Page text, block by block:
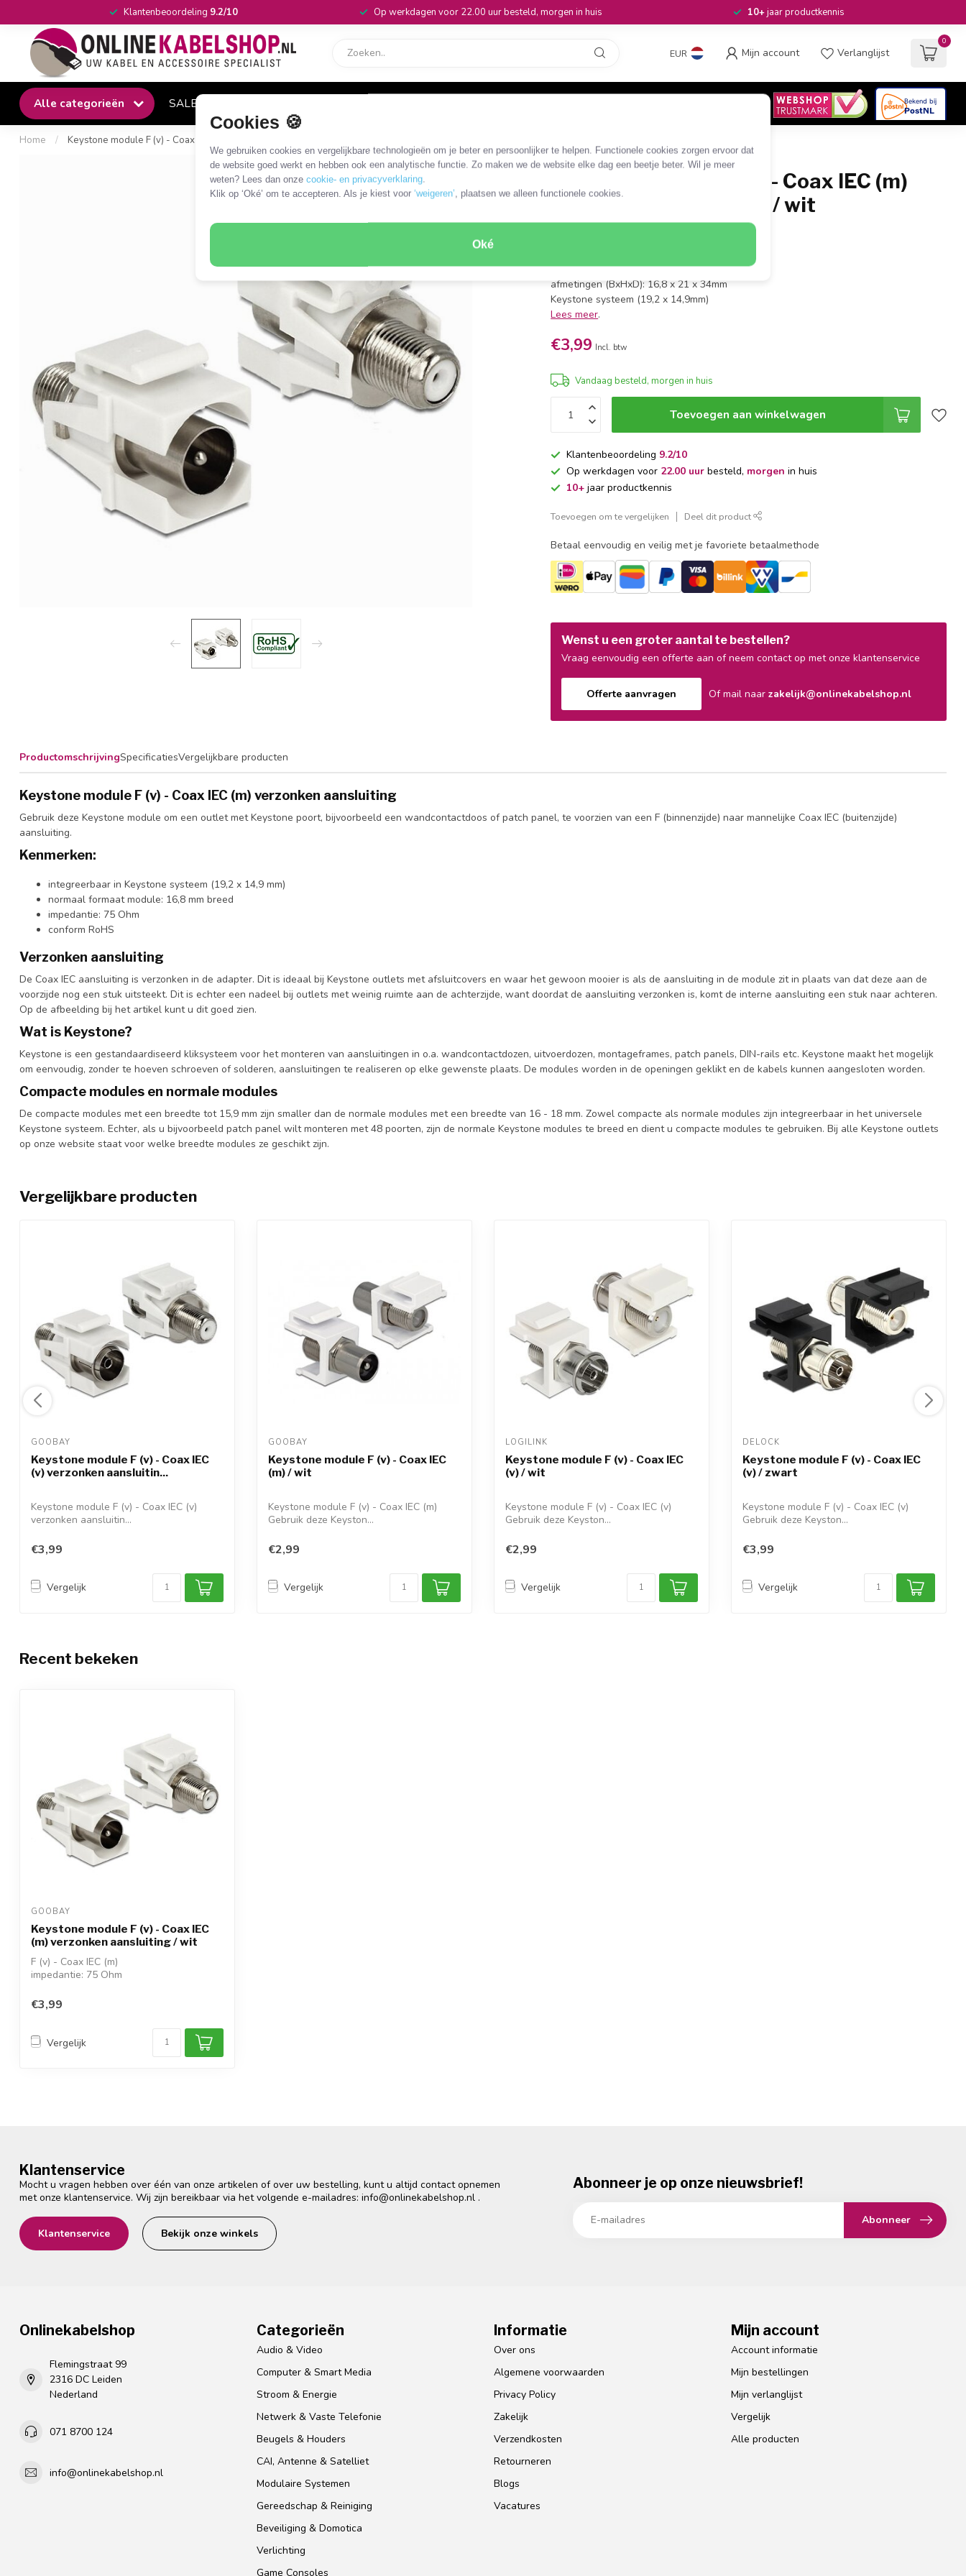
Cookies 🍪
We gebruiken cookies en vergelijkbare technologieën om je beter en persoonlijker te helpen. Functionele cookies zorgen ervoor dat
de website goed werkt en hebben ook een analytische functie. Zo maken we de website elke dag een beetje beter. Wil je meer
weten? Lees dan onze cookie- en privacyverklaring.
Klik op ‘Oké’ om te accepteren. Als je kiest voor ‘weigeren’, plaatsen we alleen functionele cookies.
Oké
Klantenbeoordeling 9.2/10 Op werkdagen voor 22.00 uur besteld, morgen in huis 10+jaar productkennis
EUR Mijn account Verlanglijst
0
Alle categorieën SALE
Home / Keystone module F (v) - Coax IEC (m) verzonken aansluiting / wit
OKS-43357
Keystone module F (v) - Coax IEC (m)
verzonken aansluiting / wit
behuizing: kunststof
afmetingen (BxHxD): 16,8 x 21 x 34mm
Keystone systeem (19,2 x 14,9mm)
Lees meer.
€3,99 Incl. btw
Vandaag besteld, morgen in huis
Toevoegen aan winkelwagen
Klantenbeoordeling 9.2/10
Op werkdagen voor 22.00 uur besteld, morgen in huis
10+ jaar productkennis
Toevoegen om te vergelijken Deel dit product
Betaal eenvoudig en veilig met je favoriete betaalmethode
Wenst u een groter aantal te bestellen?
Vraag eenvoudig een offerte aan of neem contact op met onze klantenservice
Offerte aanvragen Of mail naarzakelijk@onlinekabelshop.nl
ProductomschrijvingSpecificatiesVergelijkbare producten
Keystone module F (v) - Coax IEC (m) verzonken aansluiting
Gebruik deze Keystone module om een outlet met Keystone poort, bijvoorbeeld een wandcontactdoos of patch panel, te voorzien van een F (binnenzijde) naar mannelijke Coax IEC (buitenzijde)
aansluiting.
Kenmerken:
integreerbaar in Keystone systeem (19,2 x 14,9 mm)
normaal formaat module: 16,8 mm breed
impedantie: 75 Ohm
conform RoHS
Verzonken aansluiting
De Coax IEC aansluiting is verzonken in de adapter. Dit is ideaal bij Keystone outlets met afsluitcovers en waar het gewoon mooier is als de aansluiting in de module zit in plaats van dat deze aan de
voorzijde nog een stuk uitsteekt. Dit is echter een nadeel bij outlets met weinig ruimte aan de achterzijde, want doordat de aansluiting verzonken is, komt de interne aansluiting een stuk naar achteren.
Op de afbeelding bij het artikel kunt u dit goed zien.
Wat is Keystone?
Keystone is een gestandaardiseerd kliksysteem voor het monteren van aansluitingen in o.a. wandcontactdozen, uitvoerdozen, montageframes, patch panels, DIN-rails etc. Keystone maakt het mogelijk
om eenvoudig, zonder te hoeven schroeven of solderen, aansluitingen te realiseren op elke gewenste plaats. De modules worden in de openingen geklikt en de kabels kunnen aangesloten worden.
Compacte modules en normale modules
De compacte modules met een breedte tot 15,9 mm zijn smaller dan de normale modules met een breedte van 16 - 18 mm. Zowel compacte als normale modules zijn integreerbaar in het universele
Keystone systeem. Echter, als u bijvoorbeeld patch panel wilt monteren met 48 poorten, zijn de normale Keystone modules te breed en dient u compacte modules te gebruiken. Bij alle Keystone outlets
op onze website staat voor welke breedte modules ze geschikt zijn.
Vergelijkbare producten
GOOBAY
Keystone module F (v) - Coax IEC
(v) verzonken aansluitin...
Keystone module F (v) - Coax IEC (v)
verzonken aansluitin...
€3,99
Vergelijk
GOOBAY
Keystone module F (v) - Coax IEC
(m) / wit
Keystone module F (v) - Coax IEC (m)
Gebruik deze Keyston...
€2,99
Vergelijk
LOGILINK
Keystone module F (v) - Coax IEC
(v) / wit
Keystone module F (v) - Coax IEC (v)
Gebruik deze Keyston...
€2,99
Vergelijk
DELOCK
Keystone module F (v) - Coax IEC
(v) / zwart
Keystone module F (v) - Coax IEC (v)
Gebruik deze Keyston...
€3,99
Vergelijk
Recent bekeken
GOOBAY
Keystone module F (v) - Coax IEC
(m) verzonken aansluiting / wit
F (v) - Coax IEC (m)
impedantie: 75 Ohm
afmetingen (BxHxD):...
€3,99
Vergelijk
Klantenservice
Mocht u vragen hebben over één van onze artikelen of over uw bestelling, kunt u altijd contact opnemen
met onze klantenservice. Wij zijn bereikbaar via het volgende e-mailadres: info@onlinekabelshop.nl .
Klantenservice Bekijk onze winkels
Abonneer je op onze nieuwsbrief!
Abonneer
Onlinekabelshop
Flemingstraat 99
2316 DC Leiden
Nederland
071 8700 124
info@onlinekabelshop.nl
Categorieën
Audio & Video
Computer & Smart Media
Stroom & Energie
Netwerk & Vaste Telefonie
Beugels & Houders
CAI, Antenne & Satelliet
Modulaire Systemen
Gereedschap & Reiniging
Beveiliging & Domotica
Verlichting
Game Consoles
Informatie
Over ons
Algemene voorwaarden
Privacy Policy
Zakelijk
Verzendkosten
Retourneren
Blogs
Vacatures
Mijn account
Account informatie
Mijn bestellingen
Mijn verlanglijst
Vergelijk
Alle producten